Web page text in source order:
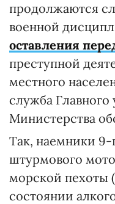
продолжаются
военной
оставления
преступной
местного
служба Главного
Министерства
Так, наемники 9-
штурмового
морской пехоты
состоянии